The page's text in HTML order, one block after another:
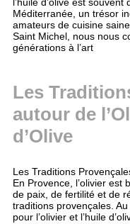
l’huile d’olive est
Méditerranée, un trésor
amateurs de cuisine
Saint Michel, nous nous
générations à l’art
Les
autour de
d’Olive
Les Traditions
En Provence, l’olivier est
de paix, de fertilité et de
traditions provençales.
pour l’olivier et l’huile